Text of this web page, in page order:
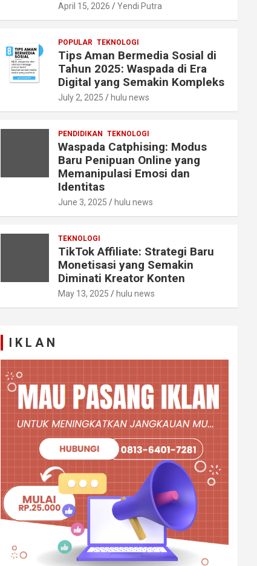
April 15, 2026 Yendi Putra
POPULAR TEKNOLOGI
Tips Aman Bermedia Sosial di
Tahun 2025: Waspada di Era
Digital yang Semakin Kompleks
July 2, 2025 hulu news
PENDIDIKAN TEKNOLOGI
Waspada Catphising: Modus
Baru Penipuan Online yang
Memanipulasi Emosi dan
Identitas
June 3, 2025 hulu news
TEKNOLOGI
TikTok Affiliate: Strategi Baru
Monetisasi yang Semakin
Diminati Kreator Konten
May 13, 2025 hulu news
I K L A N